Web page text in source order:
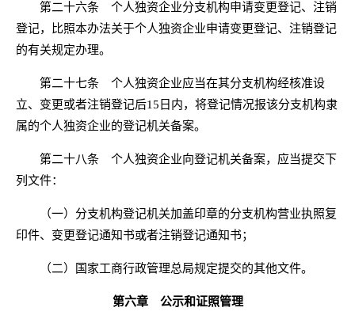
第二十六条 个人独资企业分支机构申请变更登记、注销
登记，比照本办法关于个人独资企业申请变更登记、注销登记
的有关规定办理。
第二十七条 个人独资企业应当在其分支机构经核准设
立、变更或者注销登记后15日内，将登记情况报该分支机构隶
属的个人独资企业的登记机关备案。
第二十八条 个人独资企业向登记机关备案，应当提交下
列文件：
（一）分支机构登记机关加盖印章的分支机构营业执照复
印件、变更登记通知书或者注销登记通知书；
（二）国家工商行政管理总局规定提交的其他文件。
第六章 公示和证照管理